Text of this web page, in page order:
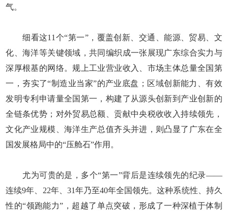
气。
细看这11个“第一”，覆盖创新、交通、能源、贸易、文
化、海洋等关键领域，共同编织成一张展现广东综合实力与
深厚根基的网络。规上工业营业收入、市场主体总量全国第
一，夯实了“制造业当家”的产业底盘；区域创新能力、有效
发明专利申请量全国第一，构建了从源头创新到产业创新的
全链条优势；对外贸易总额、贡献中央税收收入持续领先，
文化产业规模、海洋生产总值齐头并进，则凸显了广东在全
国发展格局中的“压舱石”作用。
尤为可贵的是，多个“第一”背后是连续领先的纪录——
连续9年、22年、31年乃至40年全国领先。这种系统性、持久
性的“领跑能力”，超越了单点突破，形成了一种深植于体制